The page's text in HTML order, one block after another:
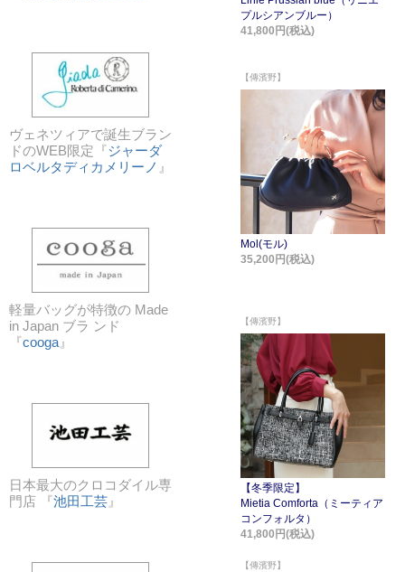
ヴェネツィアで誕生ブラン
ドのWEB限定『ジャーダ
ロベルタディカメリーノ 』
軽量バッグが特徴の Made
in Japan ブラ ンド
『cooga 』
日本最大のクロコダイル専
門店 『池田工芸 』